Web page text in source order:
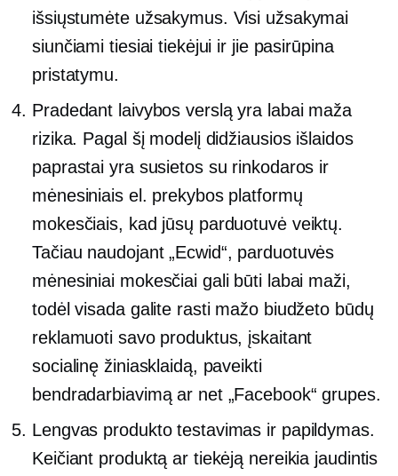
išsiųstumėte užsakymus. Visi užsakymai
siunčiami tiesiai tiekėjui ir jie pasirūpina
pristatymu.
Pradedant laivybos verslą yra labai maža
rizika. Pagal šį modelį didžiausios išlaidos
paprastai yra susietos su rinkodaros ir
mėnesiniais el. prekybos platformų
mokesčiais, kad jūsų parduotuvė veiktų.
Tačiau naudojant „Ecwid“, parduotuvės
mėnesiniai mokesčiai gali būti labai maži,
todėl visada galite rasti mažo biudžeto būdų
reklamuoti savo produktus, įskaitant
socialinę žiniasklaidą, paveikti
bendradarbiavimą ar net „Facebook“ grupes.
Lengvas produkto testavimas ir papildymas.
Keičiant produktą ar tiekėją nereikia jaudintis